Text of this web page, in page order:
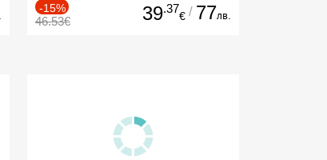
-15%
46.53€ 39.37
€ / 77лв.